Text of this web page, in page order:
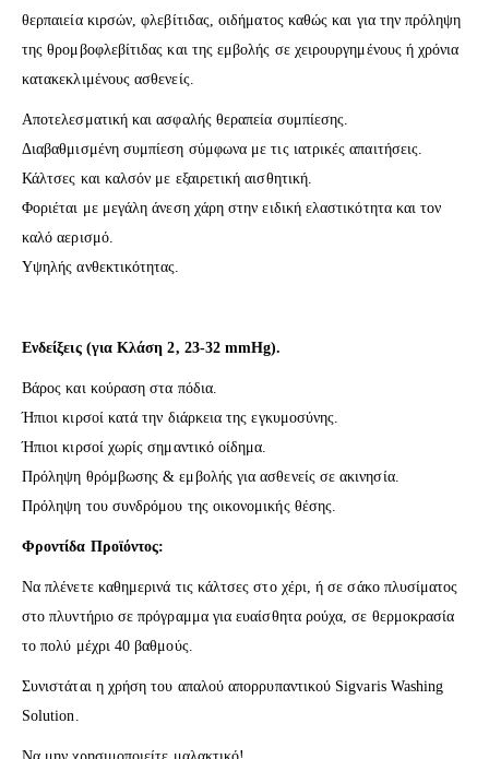
θερπαιεία κιρσών, φλεβίτιδας, οιδήματος καθώς και για την πρόληψη
της θρομβοφλεβίτιδας και της εμβολής σε χειρουργημένους ή χρόνια
κατακεκλιμένους ασθενείς.
Αποτελεσματική και ασφαλής θεραπεία συμπίεσης.
Διαβαθμισμένη συμπίεση σύμφωνα με τις ιατρικές απαιτήσεις.
Κάλτσες και καλσόν με εξαιρετική αισθητική.
Φοριέται με μεγάλη άνεση χάρη στην ειδική ελαστικότητα και τον
καλό αερισμό.
Υψηλής ανθεκτικότητας.
Ενδείξεις (για Κλάση 2, 23-32 mmHg).
Βάρος και κούραση στα πόδια.
Ήπιοι κιρσοί κατά την διάρκεια της εγκυμοσύνης.
Ήπιοι κιρσοί χωρίς σημαντικό οίδημα.
Πρόληψη θρόμβωσης & εμβολής για ασθενείς σε ακινησία.
Πρόληψη του συνδρόμου της οικονομικής θέσης.
Φροντίδα Προϊόντος:
Να πλένετε καθημερινά τις κάλτσες στο χέρι, ή σε σάκο πλυσίματος
στο πλυντήριο σε πρόγραμμα για ευαίσθητα ρούχα, σε θερμοκρασία
το πολύ μέχρι 40 βαθμούς.
Συνιστάται η χρήση του απαλού απορρυπαντικού Sigvaris Washing
Solution.